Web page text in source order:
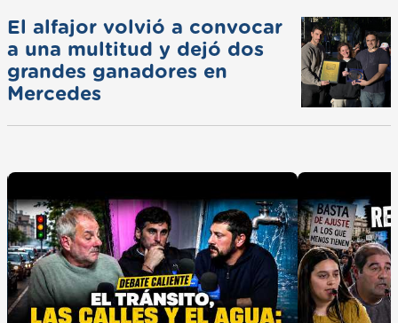
El alfajor volvió a convocar
a una multitud y dejó dos
grandes ganadores en
Mercedes